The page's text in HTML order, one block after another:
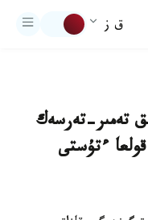
ق ز
تەمىر-تەرسەك
ءتۇستى